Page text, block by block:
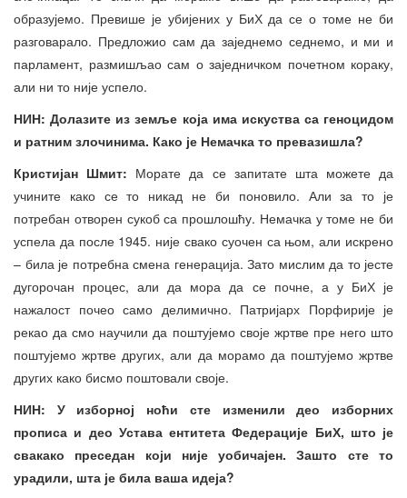
образујемо. Превише је убијених у БиХ да се о томе не би
разговарало. Предложио сам да заједнемо седнемо, и ми и
парламент, размишљао сам о заједничком почетном кораку,
али ни то није успело.
НИН: Долазите из земље која има искуства са геноцидом
и ратним злочинима. Како је Немачка то превазишла?
Кристијан Шмит: Морате да се запитате шта можете да
учините како се то никад не би поновило. Али за то је
потребан отворен сукоб са прошлошћу. Немачка у томе не би
успела да после 1945. није свако суочен са њом, али искрено
– била је потребна смена генерација. Зато мислим да то јесте
дугорочан процес, али да мора да се почне, а у БиХ је
нажалост почео само делимично. Патријарх Порфирије је
рекао да смо научили да поштујемо своје жртве пре него што
поштујемо жртве других, али да морамо да поштујемо жртве
других како бисмо поштовали своје.
НИН: У изборној ноћи сте изменили део изборних
прописа и део Устава ентитетаФедерације БиХ, што је
свакако преседан који није уобичајен. Зашто сте то
урадили, шта је била ваша идеја?